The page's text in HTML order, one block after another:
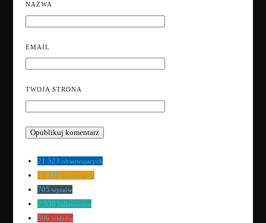
NAZWA
EMAIL
TWOJA STRONA
21 523 obserwujacych
12 430 komentarzy
705 wpisów
2 530 followersów
506 widzów